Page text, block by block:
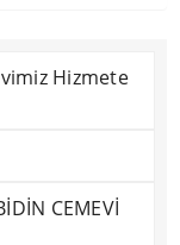
Hizmete
CEMEVİ